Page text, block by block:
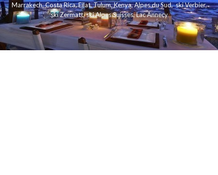
Marrakech,Costa Rica,Eilat,Tulum,Kenya,Alpes du Sud,ski Verbier,
ski Zermatt,ski Alpes Suisses,Lac Annecy